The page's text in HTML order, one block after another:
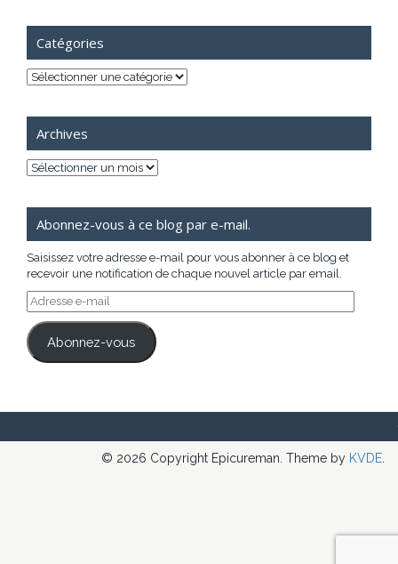
Catégories
Catégories
Archives
Archives
Abonnez-vous à ce blog par e-mail.
Saisissez votre adresse e-mail pour vous abonner à ce blog et
recevoir une notification de chaque nouvel article par email.
Adresse
e-
mail
Abonnez-vous
© 2026 Copyright Epicureman. Theme by KVDE.